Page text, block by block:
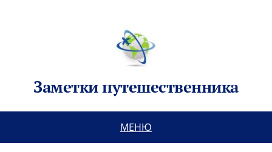
Заметки путешественника
МЕНЮ